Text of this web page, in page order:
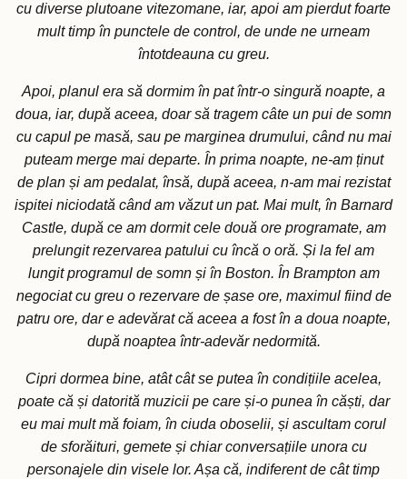
cu diverse plutoane vitezomane, iar, apoi am pierdut foarte
mult timp în punctele de control, de unde ne urneam
întotdeauna cu greu.
Apoi, planul era să dormim în pat într-o singură noapte, a
doua, iar, după aceea, doar să tragem câte un pui de somn
cu capul pe masă, sau pe marginea drumului, când nu mai
puteam merge mai departe. În prima noapte, ne-am ținut
de plan și am pedalat, însă, după aceea, n-am mai rezistat
ispitei niciodată când am văzut un pat. Mai mult, în Barnard
Castle, după ce am dormit cele două ore programate, am
prelungit rezervarea patului cu încă o oră. Și la fel am
lungit programul de somn și în Boston. În Brampton am
negociat cu greu o rezervare de șase ore, maximul fiind de
patru ore, dar e adevărat că aceea a fost în a doua noapte,
după noaptea într-adevăr nedormită.
Cipri dormea bine, atât cât se putea în condițiile acelea,
poate că și datorită muzicii pe care și-o punea în căști, dar
eu mai mult mă foiam, în ciuda oboselii, și ascultam corul
de sforăituri, gemete și chiar conversațiile unora cu
personajele din visele lor. Așa că, indiferent de cât timp